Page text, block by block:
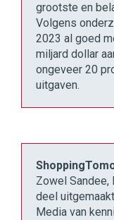
grootste en
Volgens
2023 al goed
miljard dollar
ongeveer 20
uitgaven.
Zowel Sandee,
deel
Media van